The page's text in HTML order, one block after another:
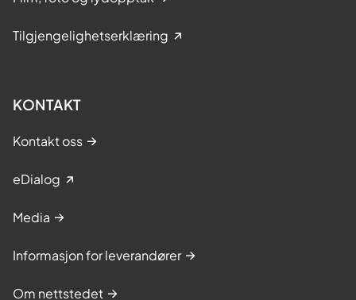
Tilgjengelighetserklæring
KONTAKT
Kontakt oss
eDialog
Media
Informasjon for leverandører
Om nettstedet